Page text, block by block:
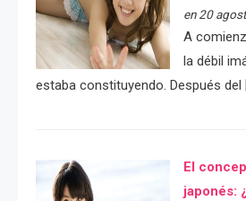
en 20
A
la débil
estaba constituyendo. Después del
El
japonés: